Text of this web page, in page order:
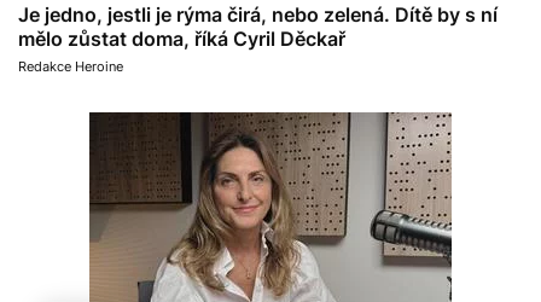
Je jedno, jestli je rýma čirá, nebo zelená. Dítě by s ní
mělo zůstat doma, říká Cyril Děckař
Redakce Heroine